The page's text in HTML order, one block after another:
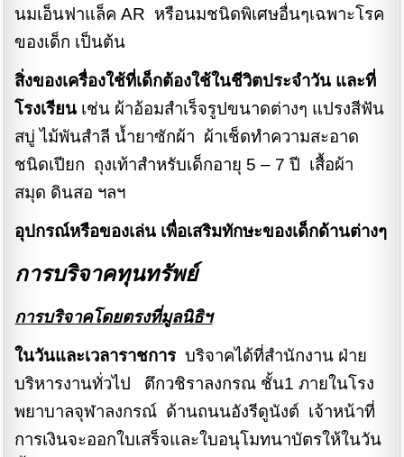
นมเอ็นฟาแล็ค AR หรือนมชนิดพิเศษอื่นๆเฉพาะโรค
ของเด็ก เป็นต้น
สิ่งของเครื่องใช้ที่เด็กต้องใช้ในชีวิตประจำวัน และที่
โรงเรียน เช่น ผ้าอ้อมสำเร็จรูปขนาดต่างๆ แปรงสีฟัน
สบู่ ไม้พันสำลี น้ำยาซักผ้า ผ้าเช็ดทำความสะอาด
ชนิดเปียก ถุงเท้าสำหรับเด็กอายุ 5 – 7 ปี เสื้อผ้า
สมุด ดินสอ ฯลฯ
อุปกรณ์หรือของเล่น เพื่อเสริมทักษะของเด็กด้านต่างๆ
การบริจาคทุนทรัพย์
การบริจาคโดยตรงที่มูลนิธิฯ
ในวันและเวลาราชการ บริจาคได้ที่สำนักงาน ฝ่าย
บริหารงานทั่วไป ตึกวชิราลงกรณ ชั้น1 ภายในโรง
พยาบาลจุฬาลงกรณ์ ด้านถนนอังรีดูนังต์ เจ้าหน้าที่
การเงินจะออกใบเสร็จและใบอนุโมทนาบัตรให้ในวัน